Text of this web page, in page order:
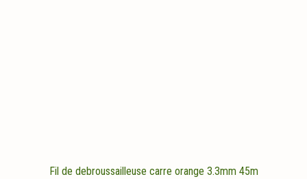
Fil de debroussailleuse carre orange 3.3mm 45m